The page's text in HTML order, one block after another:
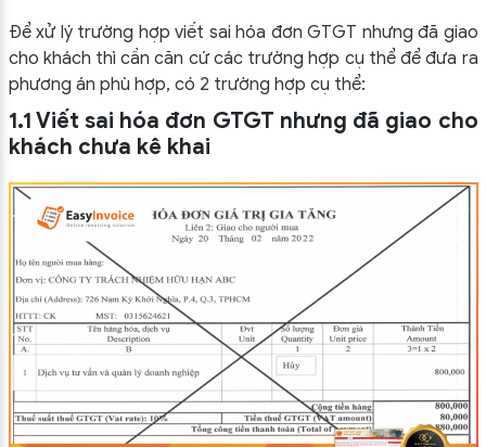
Để xử lý trường hợp viết sai hóa đơn GTGT nhưng đã giao
cho khách thì cần căn cứ các trường hợp cụ thể để đưa ra
phương án phù hợp, có 2 trường hợp cụ thể:
1.1 Viết sai hóa đơn GTGT nhưng đã giao cho
khách chưa kê khai